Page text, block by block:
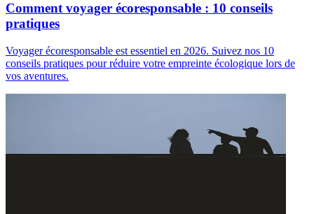
Comment voyager écoresponsable : 10 conseils
pratiques
Voyager écoresponsable est essentiel en 2026. Suivez nos 10
conseils pratiques pour réduire votre empreinte écologique lors de
vos aventures.